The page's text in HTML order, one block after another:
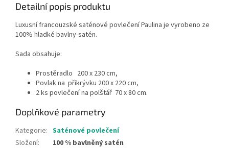
Detailní popis produktu
Luxusní francouzské saténové povlečení Paulina je vyrobeno ze
100% hladké bavlny-satén.
Sada obsahuje:
Prostěradlo 200 x 230 cm,
Povlak na přikrývku 200 x 220 cm,
2 ks povlečení na polštář 70 x 80 cm.
Doplňkové parametry
Kategorie: Saténové povlečení
Složení:
100 % bavlněný satén